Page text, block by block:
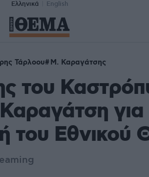
Ελληνικά English
Τάρλοου Μ. Καραγάτσης
του
του Εθνικού